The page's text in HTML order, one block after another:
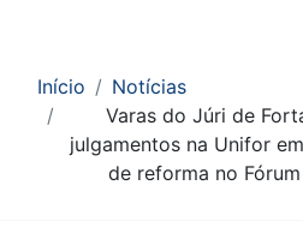
Início
Notícias
Varas do Júri de
julgamentos na Unifor
de reforma no